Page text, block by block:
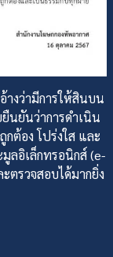
างว่ามีการให้สินบน
นยันว่าการดำเนิน
ต้อง โปร่งใส และ
ลอิเล็กทรอนิกส์ (e-
ตรวจสอบได้มากยิ่ง